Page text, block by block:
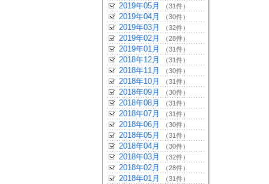
2019年05月 （31件）
2019年04月 （30件）
2019年03月 （32件）
2019年02月 （28件）
2019年01月 （31件）
2018年12月 （31件）
2018年11月 （30件）
2018年10月 （31件）
2018年09月 （30件）
2018年08月 （31件）
2018年07月 （31件）
2018年06月 （30件）
2018年05月 （31件）
2018年04月 （30件）
2018年03月 （32件）
2018年02月 （28件）
2018年01月 （31件）